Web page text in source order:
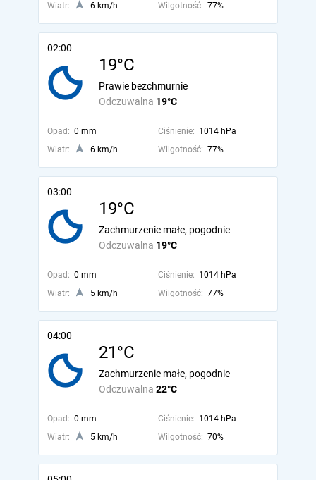
Wiatr:
6 km/h Wilgotność: 77%
02:00
19°C
Odczuwalna 19°C
Prawie bezchmurnie
Opad: 0 mm Ciśnienie: 1014 hPa
Wiatr:
6 km/h Wilgotność: 77%
03:00
19°C
Odczuwalna 19°C
Zachmurzenie małe, pogodnie
Opad: 0 mm Ciśnienie: 1014 hPa
Wiatr:
5 km/h Wilgotność: 77%
04:00
21°C
Odczuwalna 22°C
Zachmurzenie małe, pogodnie
Opad: 0 mm Ciśnienie: 1014 hPa
Wiatr:
5 km/h Wilgotność: 70%